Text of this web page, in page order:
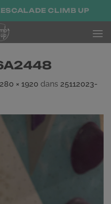
CLIMB UP
× 1920 dans 25112023-